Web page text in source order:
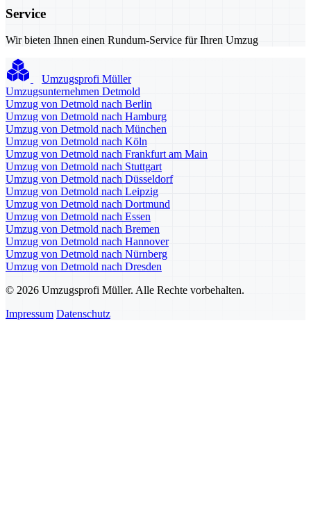
Service
Wir bieten Ihnen einen Rundum-Service für Ihren Umzug
Umzugsprofi Müller
Umzugsunternehmen Detmold
Umzug von Detmold nach Berlin
Umzug von Detmold nach Hamburg
Umzug von Detmold nach München
Umzug von Detmold nach Köln
Umzug von Detmold nach Frankfurt am Main
Umzug von Detmold nach Stuttgart
Umzug von Detmold nach Düsseldorf
Umzug von Detmold nach Leipzig
Umzug von Detmold nach Dortmund
Umzug von Detmold nach Essen
Umzug von Detmold nach Bremen
Umzug von Detmold nach Hannover
Umzug von Detmold nach Nürnberg
Umzug von Detmold nach Dresden
© 2026 Umzugsprofi Müller. Alle Rechte vorbehalten.
Impressum Datenschutz